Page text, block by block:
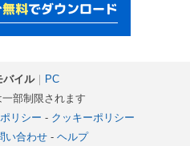
バイル｜ PC
部制限されます
リシー - クッキーポリシー
い合わせ- ヘルプ